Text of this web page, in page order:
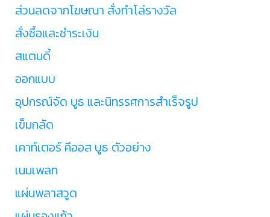
ส่วนลดจากโฆษณา สั่งทำโล่รางวัล
สั่งซื้อและชำระเงิน
สแตนดี้
ออกแบบ
อุปกรณ์จัด บูธ และนิทรรศการสำเร็จรูป
เข็มกลัด
เคาท์เตอร์ คีออส บูธ ตัวอย่าง
เนมเพลท
แผ่นพลาสวูด